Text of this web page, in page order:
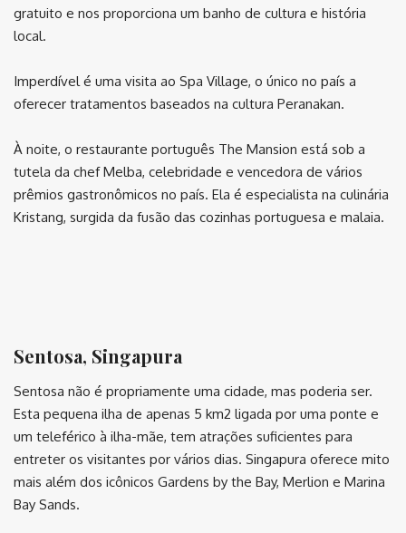
gratuito e nos proporciona um banho de cultura e história
local.
Imperdível é uma visita ao Spa Village, o único no país a
oferecer tratamentos baseados na cultura Peranakan.
À noite, o restaurante português The Mansion está sob a
tutela da chef Melba, celebridade e vencedora de vários
prêmios gastronômicos no país. Ela é especialista na culinária
Kristang, surgida da fusão das cozinhas portuguesa e malaia.
Sentosa, Singapura
Sentosa não é propriamente uma cidade, mas poderia ser.
Esta pequena ilha de apenas 5 km2 ligada por uma ponte e
um teleférico à ilha-mãe, tem atrações suficientes para
entreter os visitantes por vários dias. Singapura oferece mito
mais além dos icônicos Gardens by the Bay, Merlion e Marina
Bay Sands.